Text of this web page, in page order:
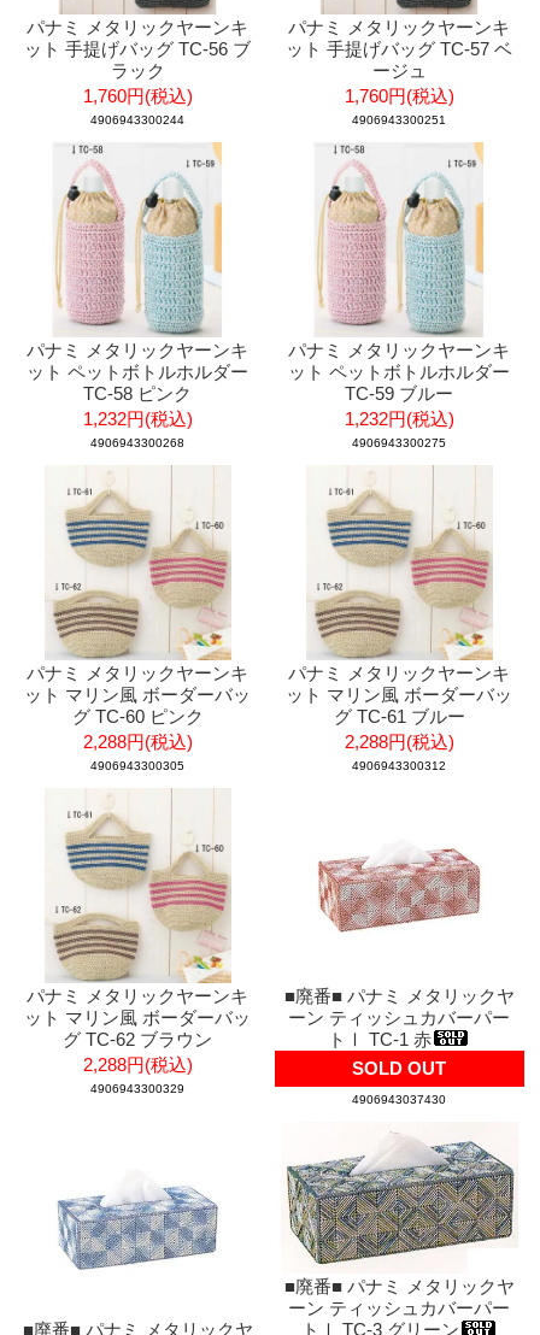
パナミ メタリックヤーンキ
ット 手提げバッグ TC-56 ブ
ラック
1,760円(税込)
4906943300244
パナミ メタリックヤーンキ
ット 手提げバッグ TC-57 ベ
ージュ
1,760円(税込)
4906943300251
パナミ メタリックヤーンキ
ット ペットボトルホルダー
TC-58 ピンク
1,232円(税込)
4906943300268
パナミ メタリックヤーンキ
ット ペットボトルホルダー
TC-59 ブルー
1,232円(税込)
4906943300275
パナミ メタリックヤーンキ
ット マリン風 ボーダーバッ
グ TC-60 ピンク
2,288円(税込)
4906943300305
パナミ メタリックヤーンキ
ット マリン風 ボーダーバッ
グ TC-61 ブルー
2,288円(税込)
4906943300312
パナミ メタリックヤーンキ
ット マリン風 ボーダーバッ
グ TC-62 ブラウン
2,288円(税込)
4906943300329
■廃番■ パナミ メタリックヤ
ーン ティッシュカバーパー
トⅠ TC-1 赤
SOLD OUT
4906943037430
■廃番■ パナミ メタリックヤ
■廃番■ パナミ メタリックヤ
ーン ティッシュカバーパー
トⅠ TC-3 グリーン